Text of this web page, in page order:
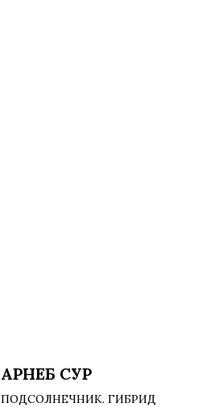
АРНЕБ СУР
ПОДСОЛНЕЧНИК. ГИБРИД